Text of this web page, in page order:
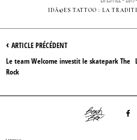
IDÃ©ES TATTOO : LA
‹ ARTICLE PRÉCÉDENT
Le team Welcome investit le skatepark The
Rock